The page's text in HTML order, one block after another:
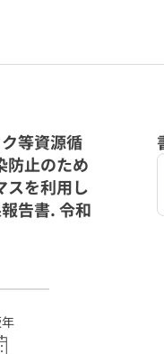
等資源循
防止のため
スを利用し
告書. 令和